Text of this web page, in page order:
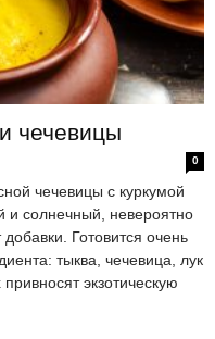
чечевицы
0
чечевицы с куркумой
и солнечный, невероятно
Готовится очень
тыква, чечевица, лук
экзотическую